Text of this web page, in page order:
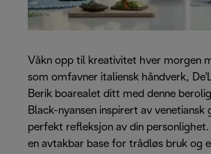
Våkn opp til kreativitet hver morgen
som omfavner italiensk håndverk,
Berik boarealet ditt med denne
Black-nyansen inspirert av venetiansk
perfekt refleksjon av din
en avtakbar base for trådløs bruk og